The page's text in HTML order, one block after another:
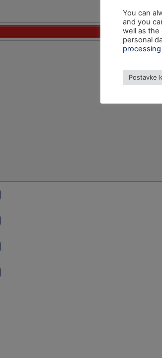
You can
and you
well as
personal
Postavke